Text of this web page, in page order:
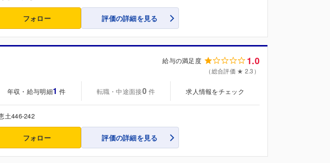
フォロー 評価の詳細を見る
給与の満足度 1.0
（総合評価 ★ 2.3）
年収・給与明細1 件 転職・中途面接0 件 求人情報をチェック
土446-242
フォロー 評価の詳細を見る